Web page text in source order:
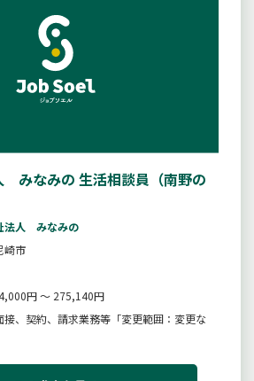
みなみの 生活相談員（南野の
法人 みなみの
崎市
円 ～ 275,140円
接、契約、請求業務等「変更範囲：変更な